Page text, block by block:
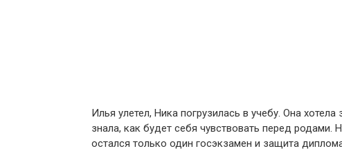
Илья улетел, Ника погрузилась в учебу. Она
знала, как будет себя чувствовать перед
остался только один госэкзамен и защита